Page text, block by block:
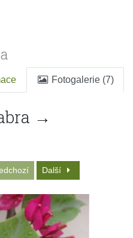
Fotogalerie (7)
→
Další